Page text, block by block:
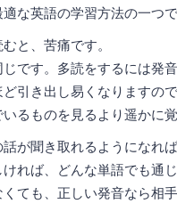
な英語の学習方法の一つで
と、苦痛です。
です。多読をするには発音
引き出し易くなりますの
るものを見るより遥かに覚
が聞き取れるようになれば
れば、どんな単語でも通じ
ても、正しい発音なら相